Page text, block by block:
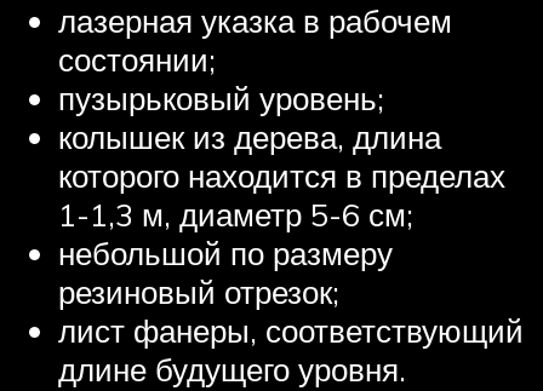
лазерная указка в рабочем
состоянии;
пузырьковый уровень;
колышек из дерева, длина
которого находится в пределах
1-1,3 м, диаметр 5-6 см;
небольшой по размеру
резиновый отрезок;
лист фанеры, соответствующий
длине будущего уровня.